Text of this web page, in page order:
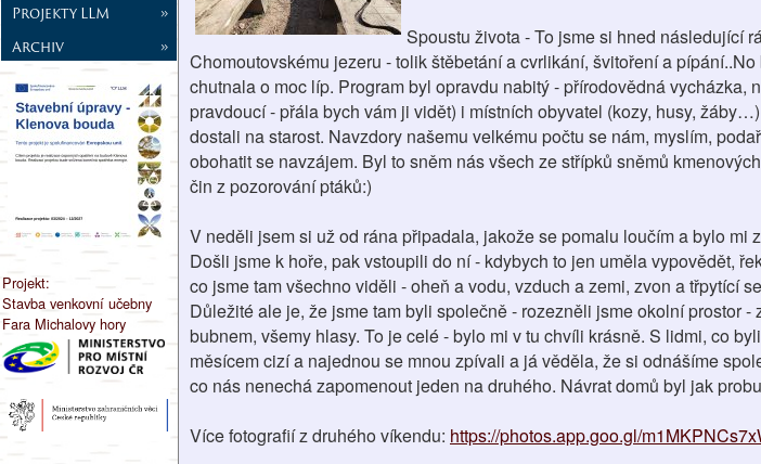
Projekty LLM
»
Archiv
»
Projekt:
Stavba venkovní učebny
Fara Michalovy hory
Spoustu života - To jsme si hned následující
Chomoutovskému jezeru - tolik štěbetání a cvrlikání, švitoření a
chutnala o moc líp. Program byl opravdu nabitý - přírodovědná vycházka,
pravdoucí - přála bych vám ji vidět) i místních obyvatel (kozy, husy,
dostali na starost. Navzdory našemu velkému počtu se nám, myslím,
obohatit se navzájem. Byl to sněm nás všech ze střípků sněmů
čin z pozorování ptáků:)
V neděli jsem si už od rána připadala, jakože se pomalu loučím a bylo mi
Došli jsme k hoře, pak vstoupili do ní - kdybych to jen uměla vypovědět,
co jsme tam všechno viděli - oheň a vodu, vzduch a zemi, zvon a třpytící
Důležité ale je, že jsme tam byli společně - rozezněli jsme okolní prostor -
bubnem, všemy hlasy. To je celé - bylo mi v tu chvíli krásně. S lidmi, co
měsícem cizí a najednou se mnou zpívali a já věděla, že si odnášíme
co nás nenechá zapomenout jeden na druhého. Návrat domů byl jak
Více fotografií z druhého víkendu: https://photos.app.goo.gl/